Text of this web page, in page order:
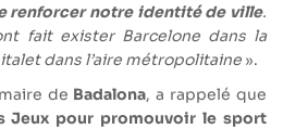
renforcer notre identité de ville.
fait exister Barcelone dans la
dans l’aire métropolitaine ».
de Badalona, ​​a rappelé que
Jeux pour promouvoir le sport